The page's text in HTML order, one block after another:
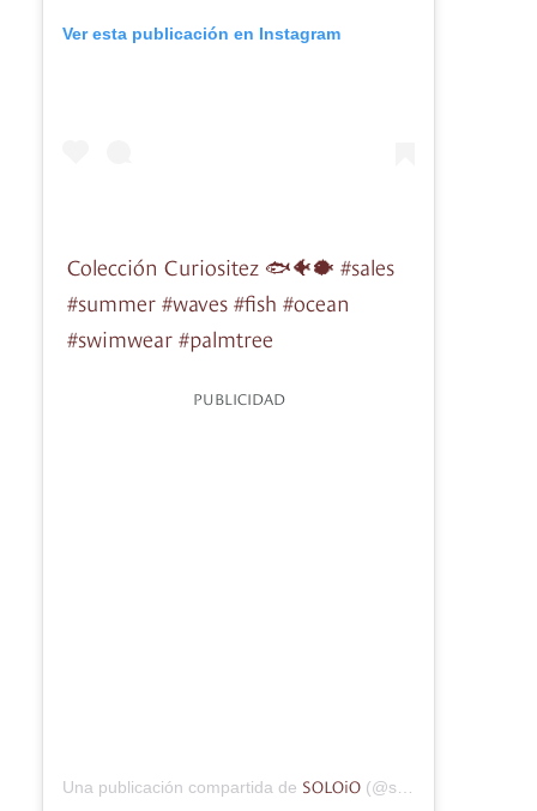
Ver esta publicación en Instagram
Colección Curiositez 🐟🐠🐡 #sales
#summer #waves #fish #ocean
#swimwear #palmtree
PUBLICIDAD
Una publicación compartida de SOLOiO (@soloiomoda) el